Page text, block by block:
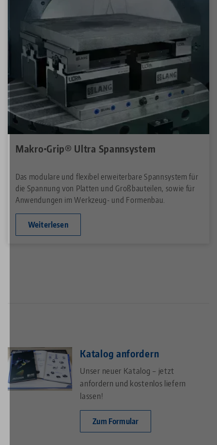
Makro•Grip® Ultra Spannsystem
Das modulare und flexibel erweiterbare Spannsystem für
die Spannung von Platten und Großbauteilen, sowie für
Anwendungen im Werkzeug- und Formenbau.
Weiterlesen
Katalog anfordern
Unser neuer Katalog – jetzt
anfordern und kostenlos liefern
lassen!
Zum Formular